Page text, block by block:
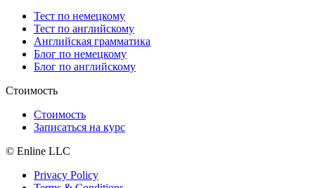
Тест по немецкому
Тест по английскому
Английская грамматика
Блог по немецкому
Блог по английскому
Стоимость
Стоимость
Записаться на курс
© Enline LLC
Privacy Policy